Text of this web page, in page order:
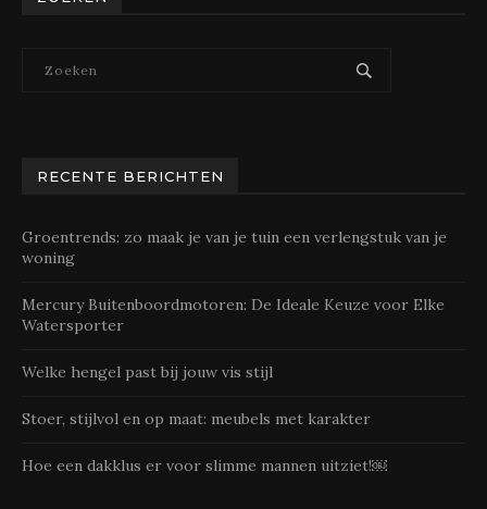
RECENTE BERICHTEN
Groentrends: zo maak je van je tuin een verlengstuk van je
woning
Mercury Buitenboordmotoren: De Ideale Keuze voor Elke
Watersporter
Welke hengel past bij jouw vis stijl
Stoer, stijlvol en op maat: meubels met karakter
Hoe een dakklus er voor slimme mannen uitziet!￼